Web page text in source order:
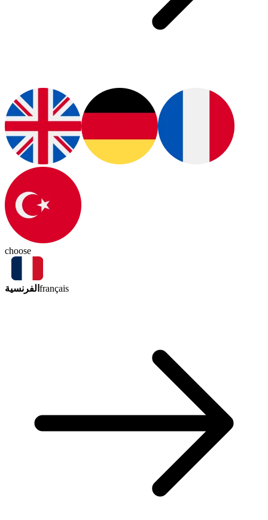
choose
الفرنسية français